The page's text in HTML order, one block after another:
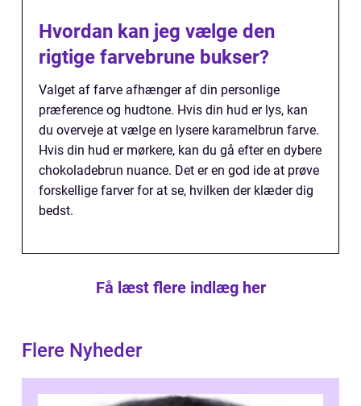
Hvordan kan jeg vælge den
rigtige farvebrune bukser?
Valget af farve afhænger af din personlige
præference og hudtone. Hvis din hud er lys, kan
du overveje at vælge en lysere karamelbrun farve.
Hvis din hud er mørkere, kan du gå efter en dybere
chokoladebrun nuance. Det er en god ide at prøve
forskellige farver for at se, hvilken der klæder dig
bedst.
Få læst flere indlæg her
Flere Nyheder